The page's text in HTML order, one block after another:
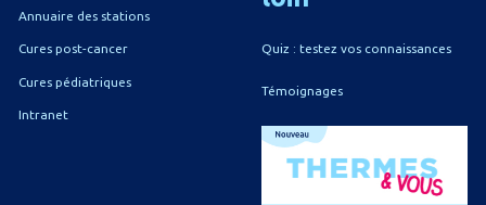
Annuaire des stations
Cures post-cancer
Cures pédiatriques
Intranet
Quiz : testez vos connaissances
Témoignages